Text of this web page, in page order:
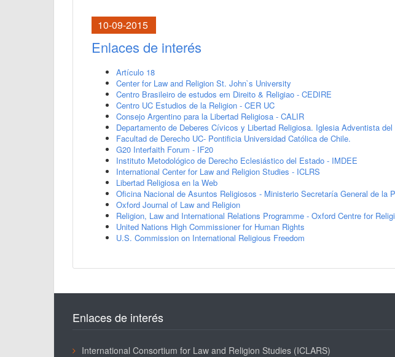
10-09-2015
Enlaces de interés
Artículo 18
Center for Law and Religion St. John`s University
Centro Brasileiro de estudos em Direito & Religiao - CEDIRE
Centro UC Estudios de la Religion - CER UC
Consejo Argentino para la Libertad Religiosa - CALIR
Departamento de Deberes Cívicos y Libertad Religiosa. Iglesia Adventista
Facultad de Derecho UC- Pontificia Universidad Católica de Chile.
G20 Interfaith Forum - IF20
Instituto Metodológico de Derecho Eclesiástico del Estado - IMDEE
International Center for Law and Religion Studies - ICLRS
Libertad Religiosa en la Web
Oficina Nacional de Asuntos Religiosos - Ministerio Secretaría General de la
Oxford Journal of Law and Religion
Religion, Law and International Relations Programme - Oxford Centre for
United Nations High Commissioner for Human Rights
U.S. Commission on International Religious Freedom
Enlaces de interés
International Consortium for Law and Religion Studies (ICLARS)